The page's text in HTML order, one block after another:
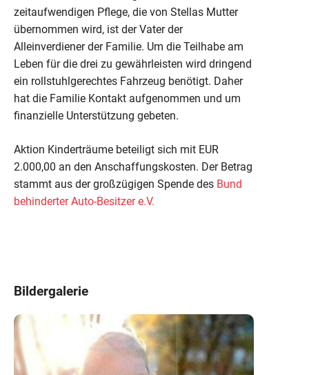
zeitaufwendigen Pflege, die von Stellas Mutter
übernommen wird, ist der Vater der
Alleinverdiener der Familie. Um die Teilhabe am
Leben für die drei zu gewährleisten wird dringend
ein rollstuhlgerechtes Fahrzeug benötigt. Daher
hat die Familie Kontakt aufgenommen und um
finanzielle Unterstützung gebeten.
Aktion Kinderträume beteiligt sich mit EUR
2.000,00 an den Anschaffungskosten. Der Betrag
stammt aus der großzügigen Spende des Bund
behinderter Auto-Besitzer e.V.
Bildergalerie